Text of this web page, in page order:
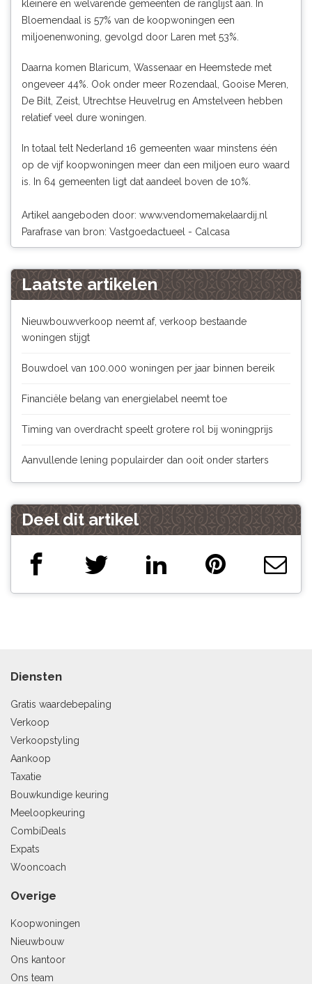
kleinere en welvarende gemeenten de ranglijst aan. In
Bloemendaal is 57% van de koopwoningen een
miljoenenwoning, gevolgd door Laren met 53%.
Daarna komen Blaricum, Wassenaar en Heemstede met
ongeveer 44%. Ook onder meer Rozendaal, Gooise Meren,
De Bilt, Zeist, Utrechtse Heuvelrug en Amstelveen hebben
relatief veel dure woningen.
In totaal telt Nederland 16 gemeenten waar minstens één
op de vijf koopwoningen meer dan een miljoen euro waard
is. In 64 gemeenten ligt dat aandeel boven de 10%.
Artikel aangeboden door: www.vendomemakelaardij.nl
Parafrase van bron: Vastgoedactueel - Calcasa
Laatste artikelen
Nieuwbouwverkoop neemt af, verkoop bestaande
woningen stijgt
Bouwdoel van 100.000 woningen per jaar binnen bereik
Financiële belang van energielabel neemt toe
Timing van overdracht speelt grotere rol bij woningprijs
Aanvullende lening populairder dan ooit onder starters
Deel dit artikel
Diensten
Gratis waardebepaling
Verkoop
Verkoopstyling
Aankoop
Taxatie
Bouwkundige keuring
Meeloopkeuring
CombiDeals
Expats
Wooncoach
Overige
Koopwoningen
Nieuwbouw
Ons kantoor
Ons team